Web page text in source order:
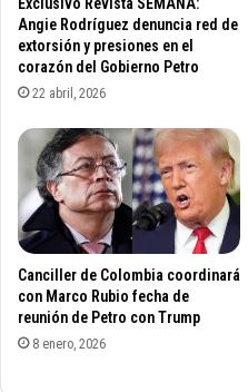
O
D
E
B
S
D
E
T
E
C
N
O
r
u
p
c
ó
a
F
f
a
a
b
Angie Rodríguez denuncia red de
extorsión y presiones en el
corazón del Gobierno Petro
22 abril, 2026
Canciller de Colombia coordinará
con Marco Rubio fecha de
reunión de Petro con Trump
8 enero, 2026